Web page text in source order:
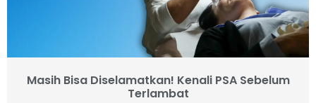
Masih Bisa Diselamatkan! Kenali PSA Sebelum
Terlambat